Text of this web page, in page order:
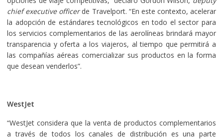
chief executive officerde Travelport. “En este contexto, acelerar
la adopción de estándares tecnológicos en todo el sector para
los servicios complementarios de las aerolíneas brindará mayor
transparencia y oferta a los viajeros, al tiempo que permitirá a
las compañías aéreas comercializar sus productos en la forma
que desean venderlos”.
WestJet
“WestJet considera que la venta de productos complementarios
a través de todos los canales de distribución es una parte